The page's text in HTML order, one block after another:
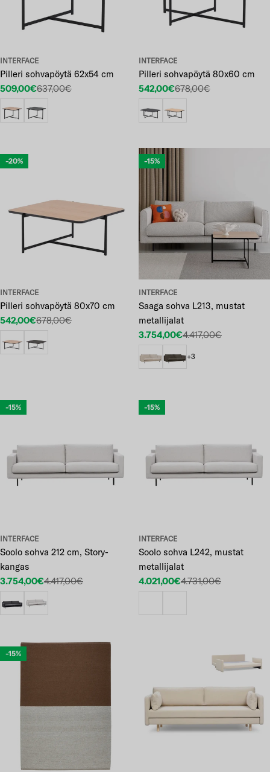
INTERFACE
Pilleri sohvapöytä 62x54 cm
Etuhinta
509,00€
Normaalihinta
637,00€
INTERFACE
Pilleri sohvapöytä 80x60 cm
Etuhinta
542,00€
Normaalihinta
678,00€
-20%
INTERFACE
Pilleri sohvapöytä 80x70 cm
Etuhinta
542,00€
Normaalihinta
678,00€
-15%
INTERFACE
Saaga sohva L213, mustat
metallijalat
Etuhinta
3.754,00€
Normaalihinta4.417,00€
+3
-15%
INTERFACE
Soolo sohva 212 cm, Story-
kangas
Etuhinta
3.754,00€
Normaalihinta4.417,00€
-15%
INTERFACE
Soolo sohva L242, mustat
metallijalat
Etuhinta
4.021,00€
Normaalihinta4.731,00€
-15%